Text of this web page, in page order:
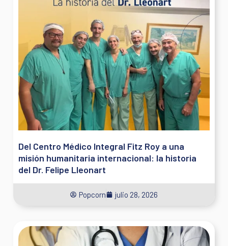
Del Centro Médico Integral Fitz Roy a una
misión humanitaria internacional: la historia
del Dr. Felipe Lleonart
Popcorn julio 28, 2026